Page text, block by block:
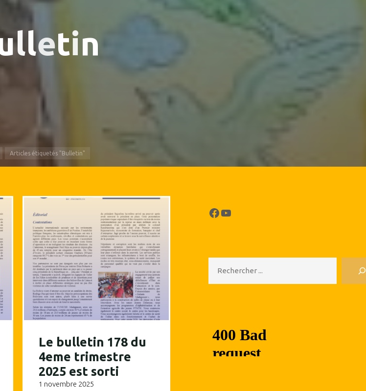
lletin
AccueilArticles étiquetés "Bulletin"
Le bulletin 178 du
4eme trimestre
2025 est sorti
1 novembre 2025
Facebook
YouTube